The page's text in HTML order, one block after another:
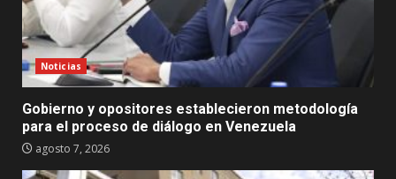
Noticias
Gobierno y opositores establecieron metodología
para el proceso de diálogo en Venezuela
agosto 7, 2026